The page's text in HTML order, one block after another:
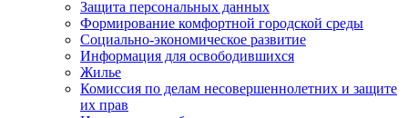
Защита персональных данных
Формирование комфортной городской среды
Социально-экономическое развитие
Информация для освободившихся
Жилье
Комиссия по делам несовершеннолетних и защите
их прав